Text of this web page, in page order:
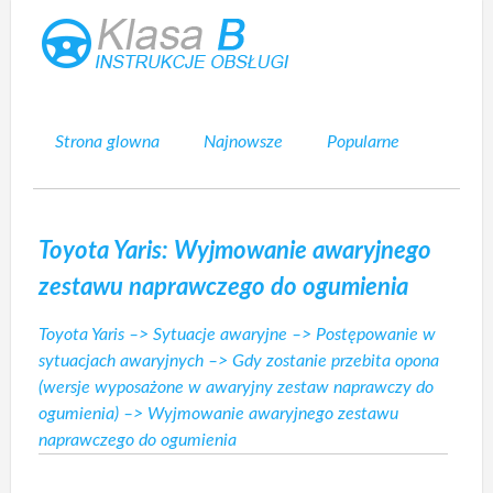
Strona glowna Najnowsze Popularne
Toyota Yaris: Wyjmowanie awaryjnego
zestawu naprawczego do ogumienia
Toyota Yaris –> Sytuacje awaryjne –> Postępowanie w
sytuacjach awaryjnych –> Gdy zostanie przebita opona
(wersje wyposażone w awaryjny zestaw naprawczy do
ogumienia) –> Wyjmowanie awaryjnego zestawu
naprawczego do ogumienia